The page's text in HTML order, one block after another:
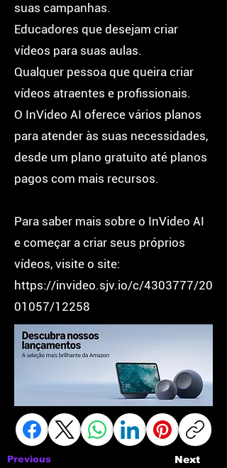
suas campanhas.
Educadores que desejam criar
vídeos para suas aulas.
Qualquer pessoa que queira criar
vídeos atraentes e profissionais.
O InVideo AI oferece vários planos
para atender às suas necessidades,
desde um plano gratuito até planos
pagos com mais recursos.
Para saber mais sobre o InVideo AI
e começar a criar seus próprios
vídeos, visite o site:
https://invideo.sjv.io/c/4303777/20
01057/12258
Previous Next